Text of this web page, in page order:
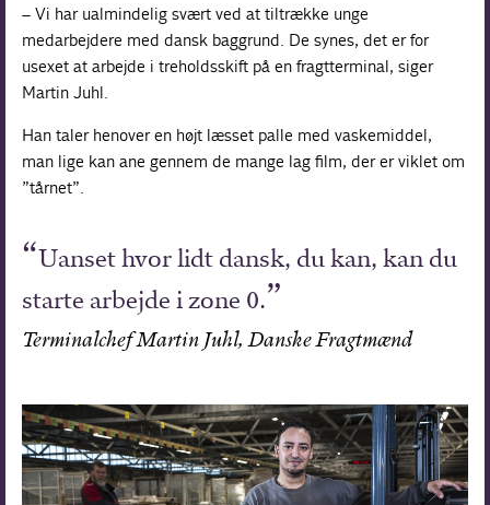
– Vi har ualmindelig svært ved at tiltrække unge
medarbejdere med dansk baggrund. De synes, det er for
usexet at arbejde i treholdsskift på en fragtterminal, siger
Martin Juhl.
Han taler henover en højt læsset palle med vaskemiddel,
man lige kan ane gennem de mange lag film, der er viklet om
”tårnet”.
Uanset hvor lidt dansk, du kan, kan du
starte arbejde i zone 0.
Terminalchef Martin Juhl, Danske Fragtmænd